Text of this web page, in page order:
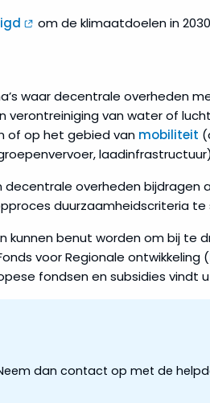
om de klimaatdoelen in
waar decentrale overheden
van water of
of op het gebied van mobiliteit
decentrale overheden bijdragen
duurzaamheidscriteria te
kunnen benut worden om bij te
voor Regionale ontwikkeling (
fondsen en subsidies vindt
dan contact op met de